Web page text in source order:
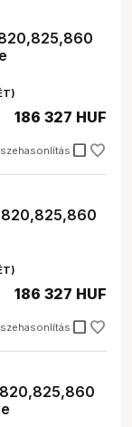
check_box_outline_blank
186 327 HUF
check_box_outline_blank
186 327 HUF